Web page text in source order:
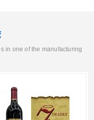
in one of the manufacturing